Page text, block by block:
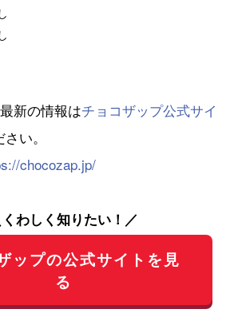
新の情報はチョコザップ公式サイ
い。
chocozap.jp/
くわしく知りたい！／
ップの公式サイトを見
る